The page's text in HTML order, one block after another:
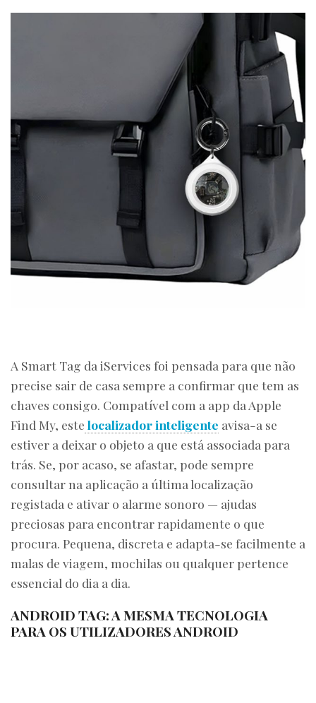
A Smart Tag da iServices foi pensada para que não
precise sair de casa sempre a confirmar que tem as
chaves consigo. Compatível com a app da Apple
Find My, este localizador inteligente avisa-a se
estiver a deixar o objeto a que está associada para
trás. Se, por acaso, se afastar, pode sempre
consultar na aplicação a última localização
registada e ativar o alarme sonoro — ajudas
preciosas para encontrar rapidamente o que
procura. Pequena, discreta e adapta-se facilmente a
malas de viagem, mochilas ou qualquer pertence
essencial do dia a dia.
ANDROID TAG: A MESMA TECNOLOGIA
PARA OS UTILIZADORES ANDROID